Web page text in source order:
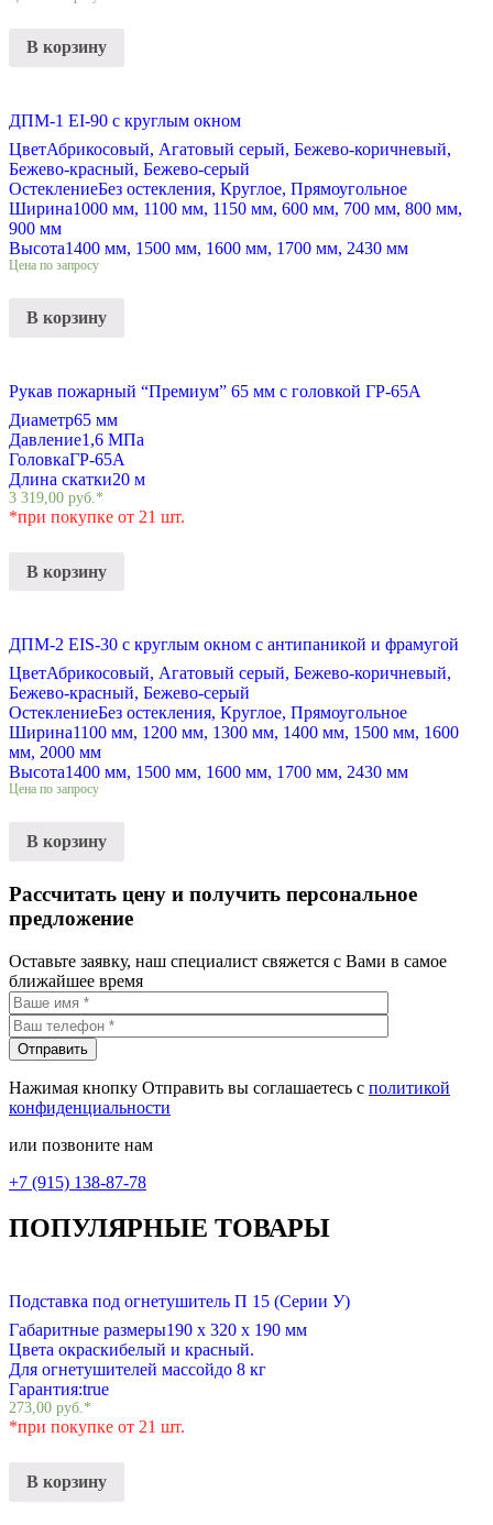
В корзину
ДПМ-1 EI-90 с круглым окном
ЦветАбрикосовый, Агатовый серый, Бежево-коричневый,
Бежево-красный, Бежево-серый
ОстеклениеБез остекления, Круглое, Прямоугольное
Ширина1000 мм, 1100 мм, 1150 мм, 600 мм, 700 мм, 800 мм,
900 мм
Высота1400 мм, 1500 мм, 1600 мм, 1700 мм, 2430 мм
Цена по запросу
В корзину
Рукав пожарный “Премиум” 65 мм с головкой ГР-65А
Диаметр65 мм
Давление1,6 МПа
ГоловкаГР-65А
Длина скатки20 м
3 319,00 руб. *
*при покупке от 21 шт.
В корзину
ДПМ-2 EIS-30 с круглым окном с антипаникой и фрамугой
ЦветАбрикосовый, Агатовый серый, Бежево-коричневый,
Бежево-красный, Бежево-серый
ОстеклениеБез остекления, Круглое, Прямоугольное
Ширина1100 мм, 1200 мм, 1300 мм, 1400 мм, 1500 мм, 1600
мм, 2000 мм
Высота1400 мм, 1500 мм, 1600 мм, 1700 мм, 2430 мм
Цена по запросу
В корзину
Рассчитать цену и получить персональное
предложение
Оставьте заявку, наш специалист свяжется с Вами в самое
ближайшее время
Нажимая кнопку Отправить вы соглашаетесь с политикой
конфиденциальности
или позвоните нам
+7 (915) 138-87-78
ПОПУЛЯРНЫЕ ТОВАРЫ
Подставка под огнетушитель П 15 (Серии У)
Габаритные размеры190 х 320 х 190 мм
Цвета окраскибелый и красный.
Для огнетушителей массойдо 8 кг
Гарантия:true
273,00 руб.*
*при покупке от 21 шт.
В корзину